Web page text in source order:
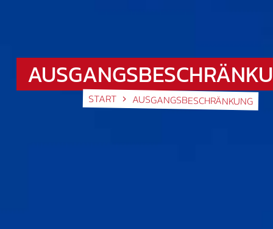
START AUSGANGSBESCHRÄNKUNG